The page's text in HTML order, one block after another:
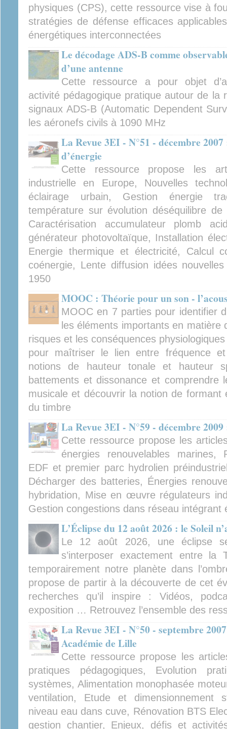
physiques (CPS), cette ressource vise à
stratégies de défense efficaces
énergétiques interconnectées
Le décodage ADS-B comme
d’une antenne
Cette ressource a pour objet
activité pédagogique pratique autour de la
signaux ADS-B (Automatic Dependent
les aéronefs civils à 1090 MHz
La Revue 3EI - N°51 - décembre 2007
d’énergie
Cette ressource propose les
industrielle en Europe, Nouvelles
éclairage urbain, Gestion énergie
température sur évolution déséquilibre de
Caractérisation accumulateur plomb
générateur photovoltaïque, Installation
Energie thermique et électricité, Calcul
coénergie, Lente diffusion idées
1950
MOOC : Théorie pour un son -
MOOC en 7 parties pour identifier
les éléments importants en matière
risques et les conséquences
pour maîtriser le lien entre fréquence
notions de hauteur tonale et hauteur
battements et dissonance et comprendre
musicale et découvrir la notion de formant
du timbre
La Revue 3EI - N°59 - décembre
Cette ressource propose les
énergies renouvelables marines,
EDF et premier parc hydrolien
Décharger des batteries, Énergies
hybridation, Mise en œuvre régulateurs
Gestion congestions dans réseau intégrant
L’Éclipse du 12 août 2026 : le Soleil
Le 12 août 2026, une éclipse
s’interposer exactement entre la
temporairement notre planète dans
propose de partir à la découverte de cet
recherches qu’il inspire : Vidéos,
exposition … Retrouvez l’ensemble des
La Revue 3EI - N°50 - septembre
Académie de Lille
Cette ressource propose les
pratiques pédagogiques, Evolution
systèmes, Alimentation monophasée
ventilation, Etude et dimensionnement
niveau eau dans cuve, Rénovation BTS
gestion chantier, Enjeux, défis et